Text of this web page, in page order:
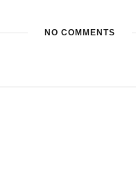
NO COMMENTS